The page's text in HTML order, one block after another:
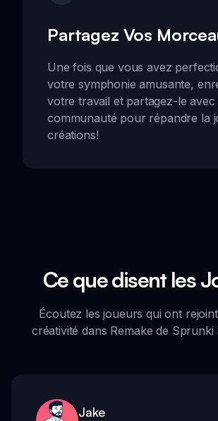
Partagez Vos
Une fois que vous avez
votre symphonie amusante,
votre travail et partagez-le avec
communauté pour répandre la
créations!
Ce que disent les
Écoutez les joueurs qui ont
créativité dans Remake de Sprunki
Jake